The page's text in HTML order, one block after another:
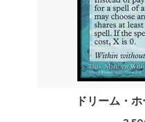
ドリーム・